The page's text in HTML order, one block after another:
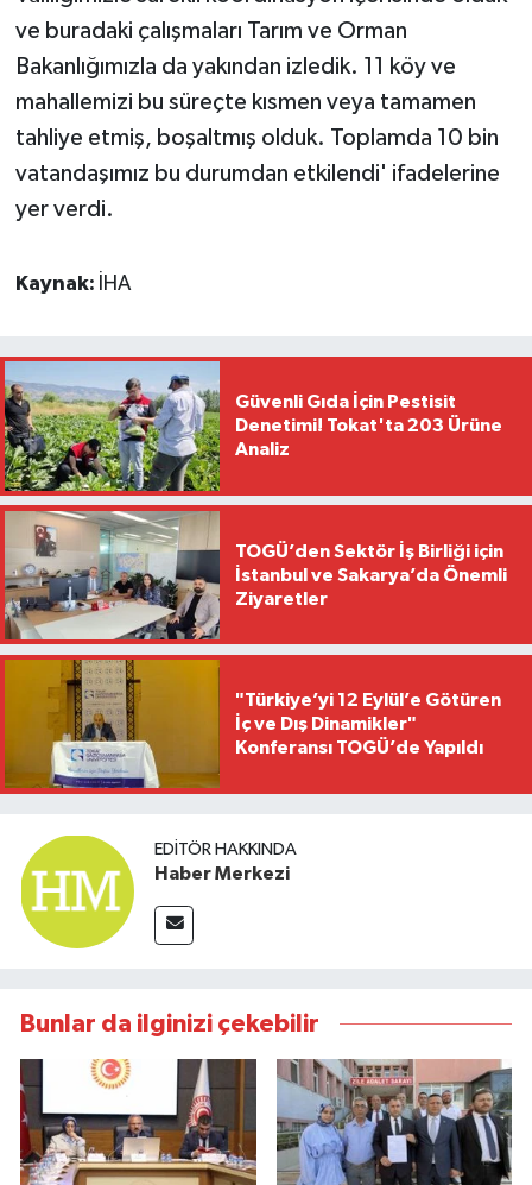
ve buradaki çalışmaları Tarım ve Orman
Bakanlığımızla da yakından izledik. 11 köy ve
mahallemizi bu süreçte kısmen veya tamamen
tahliye etmiş, boşaltmış olduk. Toplamda 10 bin
vatandaşımız bu durumdan etkilendi' ifadelerine
yer verdi.
Kaynak: İHA
Güvenli Gıda İçin Pestisit
Denetimi! Tokat'ta 203 Ürüne
Analiz
TOGÜ’den Sektör İş Birliği için
İstanbul ve Sakarya’da Önemli
Ziyaretler
"Türkiye’yi 12 Eylül’e Götüren
İç ve Dış Dinamikler"
Konferansı TOGÜ’de Yapıldı
EDITÖR HAKKINDA
Haber Merkezi
Bunlar da ilginizi çekebilir